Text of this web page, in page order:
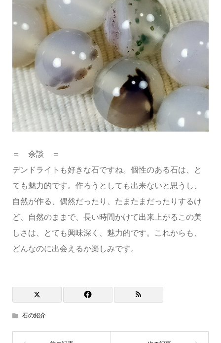
＝ 余談 ＝
デンドライトも好きな石ですね。個性のある石は、と
ても魅力的です。作ろうとしても出来ないと思うし、
自然が作る、偶然だったり、たまたまだったりするけ
ど、自然のままで、長い時間かけて出来上がるこの美
しさは、とても興味深く、魅力的です。これからも、
どんなのに出会えるか楽しみです。
石の紹介